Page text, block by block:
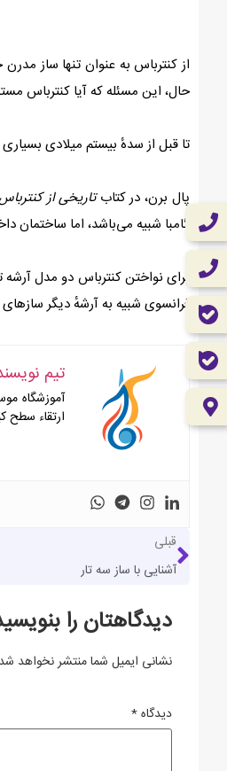
از کنترباس به عنوان تنها ساز
حال، این مسئله که آیا کنترباس
تا قبل از سدهٔ بیستم میلادی
پال برن، در کتابتاریخی از
گامبا شبیه می‌باشد، اما ساختمان
فرانسوی شبیه به آرشهٔ دیگر
تیم
ارتقاء سطح
قبلی
آشنایی با ساز سه تار
دیدگاهتان را
نشانی ایمیل شما منتشر نخواهد
دیدگاه*